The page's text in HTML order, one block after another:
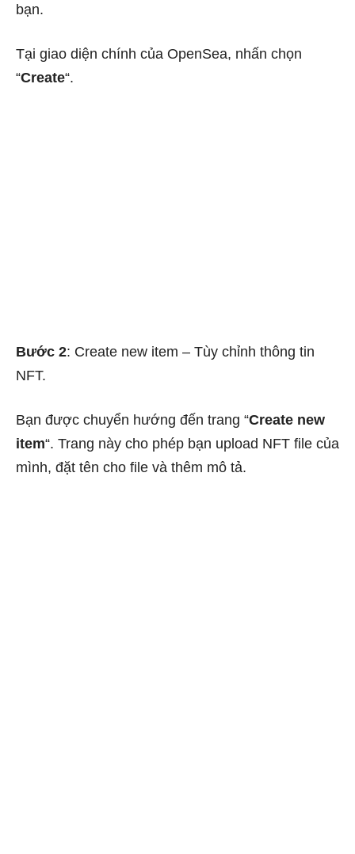
bạn.
Tại giao diện chính của OpenSea, nhấn chọn
“Create“.
Bước 2: Create new item – Tùy chỉnh thông tin
NFT.
Bạn được chuyển hướng đến trang “Create new
item“. Trang này cho phép bạn upload NFT file của
mình, đặt tên cho file và thêm mô tả.